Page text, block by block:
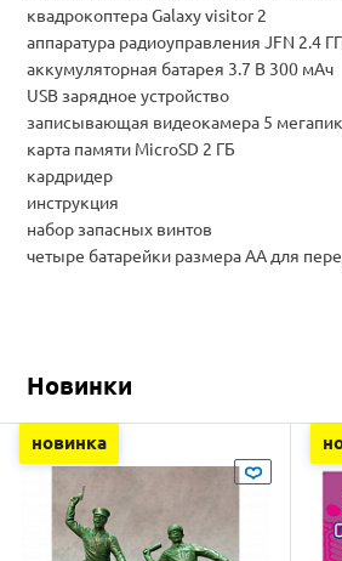
квадрокоптера Galaxy visitor 2
аппаратура радиоуправления JFN 2.4
аккумуляторная батарея 3.7 В 300 мАч
USB зарядное устройство
записывающая видеокамера 5
карта памяти MicroSD 2 ГБ
кардридер
инструкция
набор запасных винтов
четыре батарейки размера AA для
Новинки
новинка